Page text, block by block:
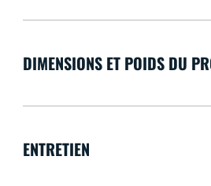
DIMENSIONS ET POIDS DU
ENTRETIEN